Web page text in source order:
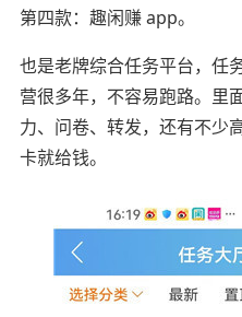
第四款：趣闲赚 app。
也是老牌综合任务平台，任
营很多年，不容易跑路。里
力、问卷、转发，还有不少
卡就给钱。